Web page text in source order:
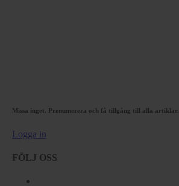
Missa inget. Prenumerera och få tillgång till alla artiklar.
Logga in
FÖLJ OSS